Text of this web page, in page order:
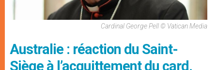
Cardinal George Pell © Vatican Media
Australie : réaction du Saint-
Siège à l’acquittement du card.